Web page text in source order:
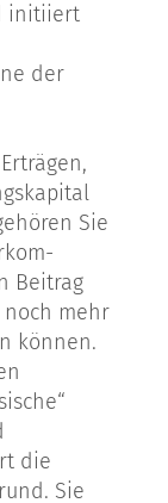
initiiert
der
Sie
Beitrag
mehr
können.
die
Sie